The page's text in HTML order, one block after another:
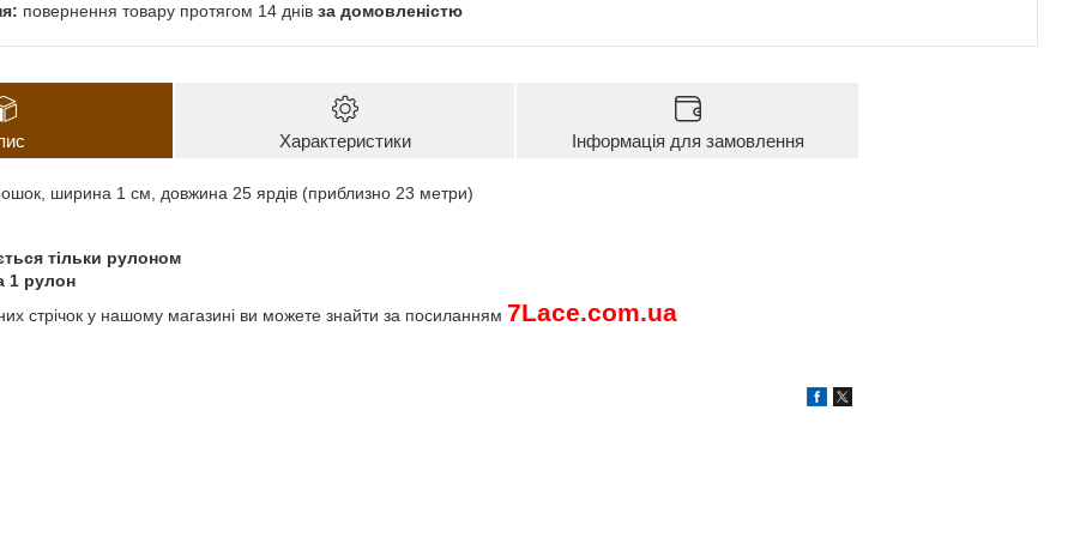
повернення товару протягом 14 днів за домовленістю
Характеристики Інформація для замовлення
ширина 1 см, довжина 25 ярдів (приблизно 23 метри)
тільки рулоном
1 рулон
стрічок у нашому магазині ви можете знайти за посиланням 7Lace.com.ua